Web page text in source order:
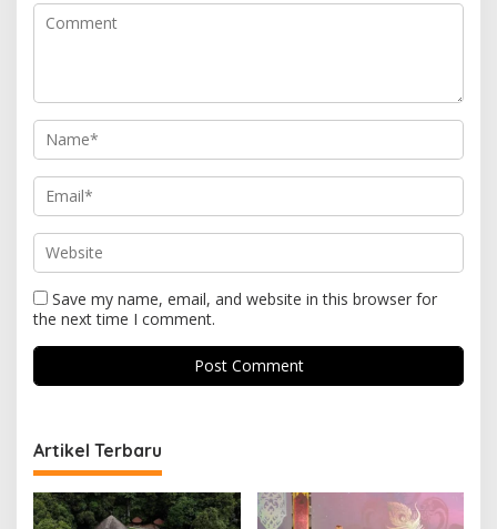
Save my name, email, and website in this browser for
the next time I comment.
Artikel Terbaru